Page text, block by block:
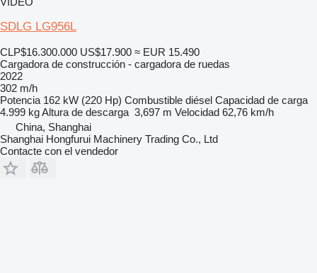
SDLG LG956L
CLP$16.300.000 US$17.900 ≈ EUR 15.490
Cargadora de construcción - cargadora de ruedas
2022
302 m/h
Potencia 162 kW (220 Hp) Combustible diésel Capacidad de carga
4.999 kgAltura de descarga 3,697 m Velocidad 62,76 km/h
China, Shanghai
Shanghai Hongfurui Machinery Trading Co., Ltd
Contacte con el vendedor